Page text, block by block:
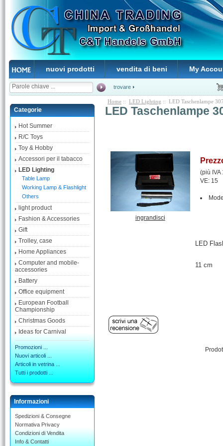
nuovi prodotti vendita di beni My
trovare
Categorie
Hot Summer
R/C Toys
Toy & Hobby
Accessori per il tabacco
LED Lighting
Table Lamp
Working Lamp & Flashlight
Others
light product
Fashion & Accessories
Gift
Trolley, case
Home Appliances
Computer and mobile-
accessories
Battery
Office equipment
European Football
Championship
Christmas Goods
Ideas for Carnival
Promozioni ...
Nuovi articoli ...
Articoli in vetrina ...
Tutti i prodotti ...
Informazioni
Spedizioni & Consegne
Normativa Privacy
Condizioni di Vendita
Info & Contatti
Home :: LED Lighting :: LED Taschenlampe
LED Taschenlampe
ingrandisci
(più IVA
VE: 15
LED
11 cm